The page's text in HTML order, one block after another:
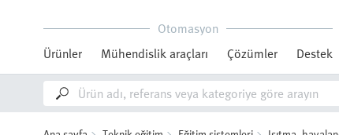
Otomasyon
Ürünler
Mühendislik araçları Çözümler Destek